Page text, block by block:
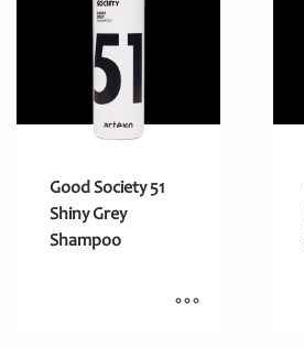
Good Society 51
Shiny Grey
Shampoo